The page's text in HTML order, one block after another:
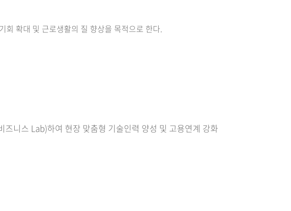
확대 및 근로생활의 질 향상을 목적으로 한다.
니스 Lab)하여 현장 맞춤형 기술인력 양성 및 고용연계 강화